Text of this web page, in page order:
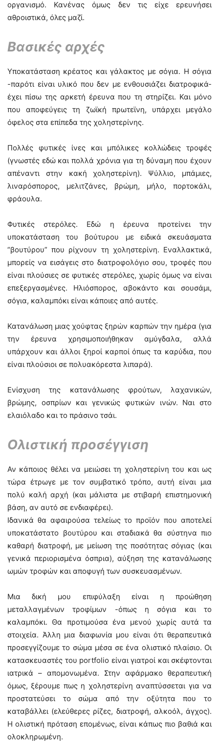
οργανισμό. Κανένας όμως δεν τις είχε ερευνήσει
αθροιστικά, όλες μαζί.
Βασικές αρχές
Υποκατάσταση κρέατος και γάλακτος με σόγια. Η σόγια
-παρότι είναι υλικό που δεν με ενθουσιάζει διατροφικά-
έχει πίσω της αρκετή έρευνα που τη στηρίζει. Και μόνο
που αποφεύγεις τη ζωϊκή πρωτεϊνη, υπάρχει μεγάλο
όφελος στα επίπεδα της χοληστερίνης.
Πολλές φυτικές ίνες και μπόλικες κολλώδεις τροφές
(γνωστές εδώ και πολλά χρόνια για τη δύναμη που έχουν
απέναντι στην κακή χοληστερίνη). Ψύλλιο, μπάμιες,
λιναρόσπορος, μελιτζάνες, βρώμη, μήλο, πορτοκάλι,
φράουλα.
Φυτικές στερόλες. Εδώ η έρευνα προτείνει την
υποκατάσταση του βούτυρου με ειδικά σκευάσματα
“βουτύρου” που ρίχνουν τη χοληστερίνη. Εναλλακτικά,
μπορείς να εισάγεις στο διατροφολόγιο σου, τροφές που
είναι πλούσιες σε φυτικές στερόλες, χωρίς όμως να είναι
επεξεργασμένες. Ηλιόσπορος, αβοκάντο και σουσάμι,
σόγια, καλαμπόκι είναι κάποιες από αυτές.
Κατανάλωση μιας χούφτας ξηρών καρπών την ημέρα (για
την έρευνα χρησιμοποιήθηκαν αμύγδαλα, αλλά
υπάρχουν και άλλοι ξηροί καρποί όπως τα καρύδια, που
είναι πλούσιοι σε πολυακόρεστα λιπαρά).
Ενίσχυση της κατανάλωσης φρούτων, λαχανικών,
βρώμης, οσπρίων και γενικώς φυτικών ινών. Ναι στο
ελαιόλαδο και το πράσινο τσάι.
Ολιστική προσέγγιση
Αν κάποιος θέλει να μειώσει τη χοληστερίνη του και ως
τώρα έτρωγε με τον συμβατικό τρόπο, αυτή είναι μια
πολύ καλή αρχή (και μάλιστα με στιβαρή επιστημονική
βάση, αν αυτό σε ενδιαφέρει).
Ιδανικά θα αφαιρούσα τελείως το προϊόν που αποτελεί
υποκατάστατο βουτύρου και σταδιακά θα σύστηνα πιο
καθαρή διατροφή, με μείωση της ποσότητας σόγιας (και
γενικά περιορισμένα όσπρια), αύξηση της κατανάλωσης
ωμών τροφών και αποφυγή των συσκευασμένων.
Μια δική μου επιφύλαξη είναι η προώθηση
μεταλλαγμένων τροφίμων -όπως η σόγια και το
καλαμπόκι. Θα προτιμούσα ένα μενού χωρίς αυτά τα
στοιχεία. Άλλη μια διαφωνία μου είναι ότι θεραπευτικά
προσεγγίζουμε το σώμα μέσα σε ένα ολιστικό πλαίσιο. Οι
κατασκευαστές του portfolio είναι γιατροί και σκέφτονται
ιατρικά – απομονωμένα. Στην αφάρμακο θεραπευτική
όμως, ξέρουμε πως η χοληστερίνη αναπτύσσεται για να
προστατεύσει το σώμα από την οξύτητα που το
καταβάλλει (ελεύθερες ρίζες, διατροφή, αλκοόλ, άγχος).
Η ολιστική πρόταση επομένως, είναι κάπως πιο βαθιά και
ολοκληρωμένη.